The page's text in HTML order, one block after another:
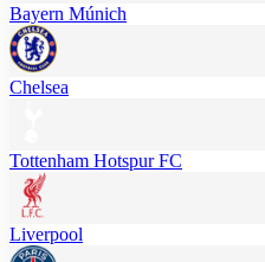
Bayern Múnich
Chelsea
Tottenham Hotspur FC
Liverpool